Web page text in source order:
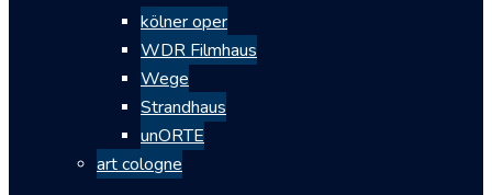
kölner oper
WDR Filmhaus
Wege
Strandhaus
unORTE
art cologne